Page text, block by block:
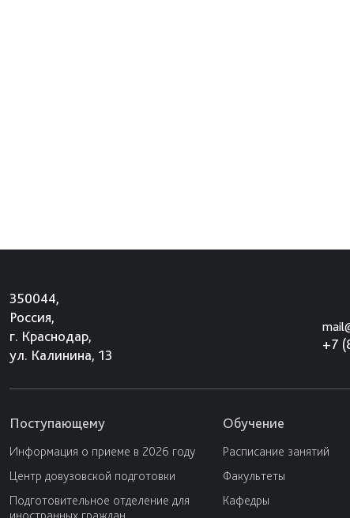
350044,
Россия,
г. Краснодар,
ул. Калинина, 13
+7
Поступающему
Информация о приеме в 2026 году
Центр довузовской подготовки
Подготовительное отделение для
Обучение
Расписание занятий
Факультеты
Кафедры